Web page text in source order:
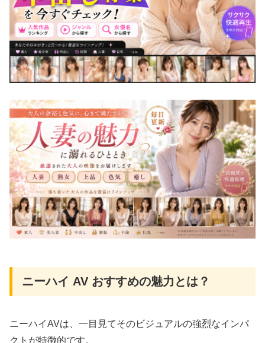
ニーハイ AV おすすめの魅力とは？
ニーハイAVは、一目見てそのビジュアルの強烈なインパ
クトが特徴的です。